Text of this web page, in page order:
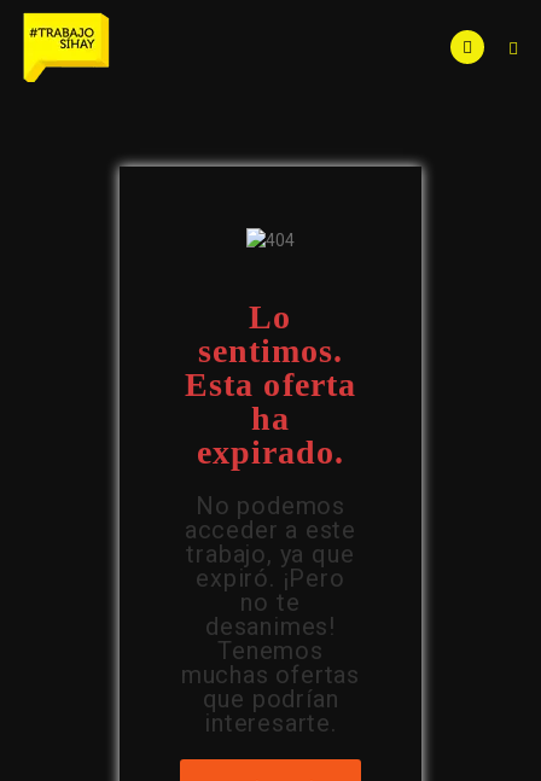
Lo
sentimos.
Esta oferta
ha
expirado.
No podemos
acceder a este
trabajo, ya que
expiró. ¡Pero
no te
desanimes!
Tenemos
muchas ofertas
que podrían
interesarte.